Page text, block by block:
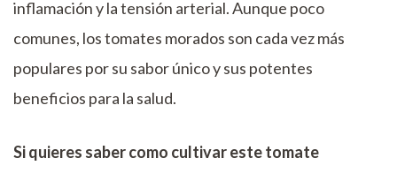
inflamación y la tensión arterial. Aunque poco
comunes, los tomates morados son cada vez más
populares por su sabor único y sus potentes
beneficios para la salud.
Si quieres saber como cultivar este tomate